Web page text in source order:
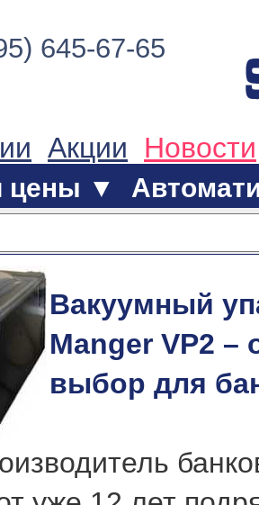
645-67-65
Акции Новости
цены ▼
Вакуумный
Manger VP2 –
выбор для